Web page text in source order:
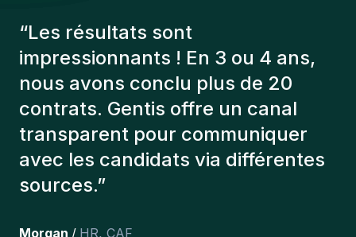
“Les consultants Gentis ont
toujours tenu compte de plusieurs
éléments afin de nous présenter
les bons candidats. Les personnes
que l'on a recruté sont toujours là
et personnellement,je suis très
content des personnes qu’on a